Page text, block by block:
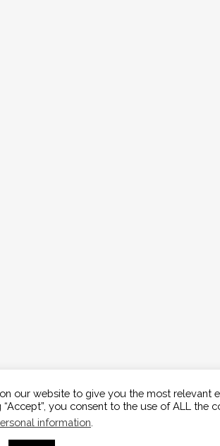
our website to give you the most relevant
you consent to the use of ALL the
information